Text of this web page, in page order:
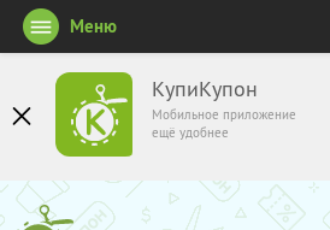
КупиКупон
Мобильное приложение
ещё удобнее
Меню